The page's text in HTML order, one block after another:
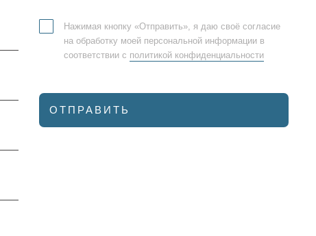
Нажимая кнопку «Отправить», я даю своё согласие
на обработку моей персональной информации в
соответствии с политикой конфиденциальности
ОТПРАВИТЬ